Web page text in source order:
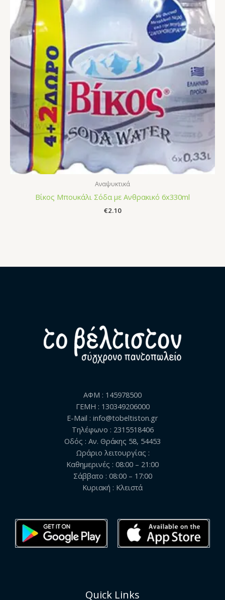
Αναψυκτικά
Βίκος Μπουκάλι Σόδα με Ανθρακικό 6x330ml
€2.10
ΑΦΜ : 145978500
ΓΕΜΗ : 130349206000
E-Mail : info@tobeltiston.gr
Τηλέφωνο : 2315518406
Οδός : Αν. Θράκης 58, 54453
Ωράριο λειτουργίας :
Καθημερινές : 08:00 – 21:00
Σάββατο : 08:00 – 17:00
Κυριακή : Κλειστά
Quick Links